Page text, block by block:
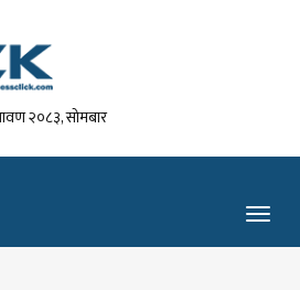
२०८३, सोमबार